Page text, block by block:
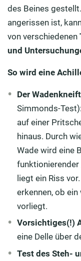
des Beines
angerissen ist,
von verschiedenen
und
So wird eine
Der
Simmonds-
auf einer
hinaus. Durch
Wade wird eine
funktionierender
liegt ein Riss
erkennen, ob
vorliegt.
Vorsichtiges(!)
eine Delle über
Test des Steh-